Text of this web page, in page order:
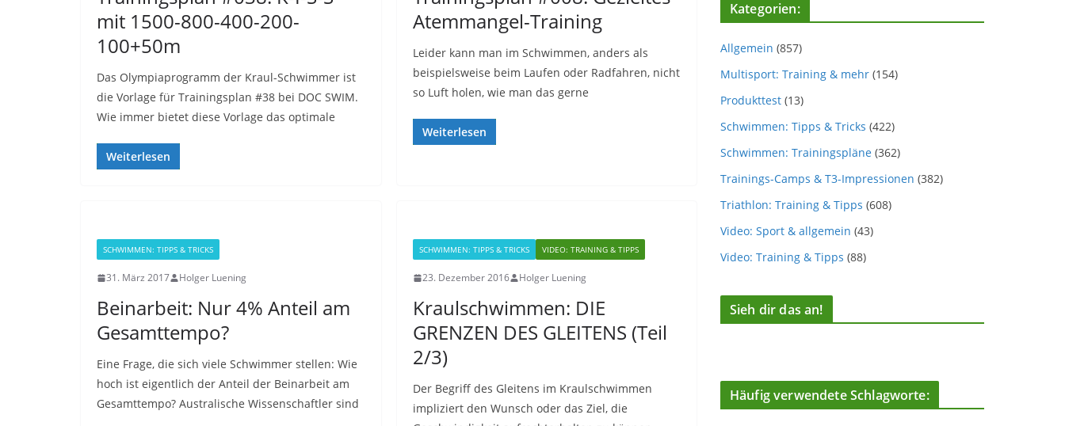
mit 1500-800-400-200-
100+50m
Das Olympiaprogramm der Kraul-Schwimmer ist
die Vorlage für Trainingsplan #38 bei DOC SWIM.
Wie immer bietet diese Vorlage das optimale
Weiterlesen
Atemmangel-Training
Leider kann man im Schwimmen, anders als
beispielsweise beim Laufen oder Radfahren, nicht
so Luft holen, wie man das gerne
Weiterlesen
SCHWIMMEN: TIPPS & TRICKS
31. März 2017 Holger Luening
Beinarbeit: Nur 4% Anteil am
Gesamttempo?
Eine Frage, die sich viele Schwimmer stellen: Wie
hoch ist eigentlich der Anteil der Beinarbeit am
Gesamttempo? Australische Wissenschaftler sind
SCHWIMMEN: TIPPS & TRICKS VIDEO: TRAINING & TIPPS
23. Dezember 2016 Holger Luening
Kraulschwimmen: DIE
GRENZEN DES GLEITENS (Teil
2/3)
Der Begriff des Gleitens im Kraulschwimmen
impliziert den Wunsch oder das Ziel, die
Kategorien:
Allgemein (857)
Multisport: Training & mehr (154)
Produkttest (13)
Schwimmen: Tipps & Tricks (422)
Schwimmen: Trainingspläne (362)
Trainings-Camps & T3-Impressionen (382)
Triathlon: Training & Tipps (608)
Video: Sport & allgemein (43)
Video: Training & Tipps (88)
Sieh dir das an!
Häufig verwendete Schlagworte: